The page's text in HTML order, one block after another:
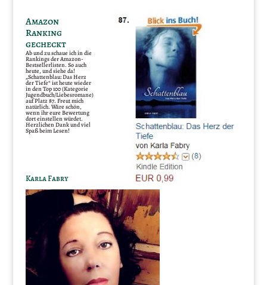
Amazon
Ranking
gecheckt
Ab und zu schaue ich in die
Rankings der Amazon-
Bestsellerlisten. So auch
heute, und siehe da!
„Schattenblau: Das Herz
der Tiefe“ ist heute wieder
in den Top 100 (Kategorie
Jugendbuch/Liebesromane)
auf Platz 87. Freut mich
natürlich. Wäre schön,
wenn ihr eure Bewertung
dort einstellen würdet.
Herzlichen Dank und viel
Spaß beim Lesen!
Karla Fabry